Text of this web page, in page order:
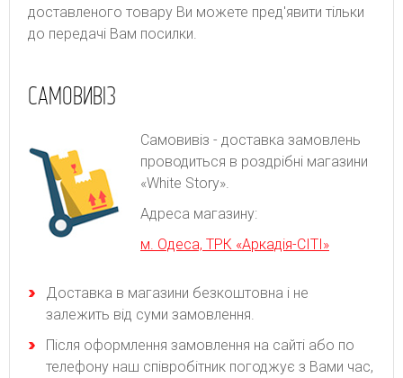
доставленого товару Ви можете пред'явити тільки
до передачі Вам посилки.
САМОВИВІЗ
Самовивіз - доставка замовлень
проводиться в роздрібні магазини
«White Story».
Адреса магазину:
м. Одеса, ТРК «Аркадія-СІТІ»
Доставка в магазини безкоштовна і не
залежить від суми замовлення.
Після оформлення замовлення на сайті або по
телефону наш співробітник погоджує з Вами час,